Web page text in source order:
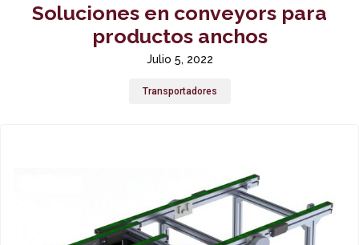
Soluciones en conveyors para
productos anchos
Julio 5, 2022
Transportadores